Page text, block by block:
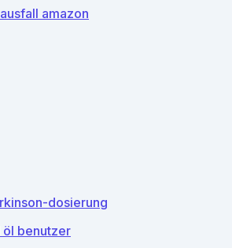
amazon
dosierung
benutzer